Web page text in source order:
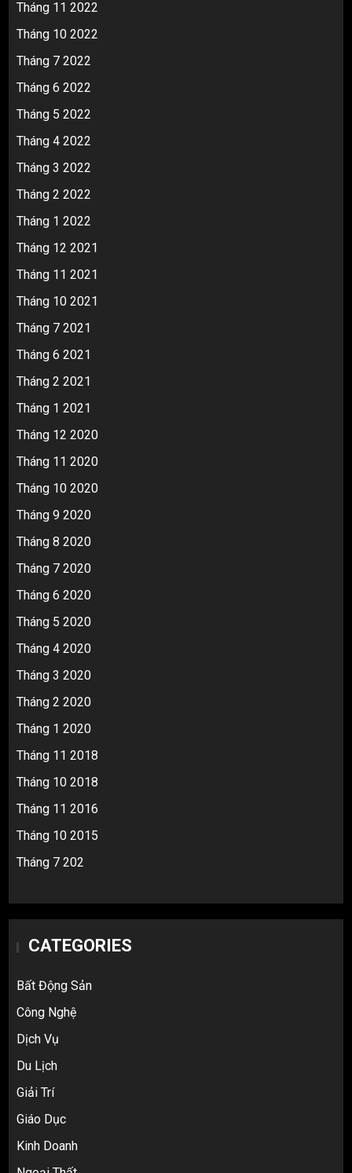
Tháng 11 2022
Tháng 10 2022
Tháng 7 2022
Tháng 6 2022
Tháng 5 2022
Tháng 4 2022
Tháng 3 2022
Tháng 2 2022
Tháng 1 2022
Tháng 12 2021
Tháng 11 2021
Tháng 10 2021
Tháng 7 2021
Tháng 6 2021
Tháng 2 2021
Tháng 1 2021
Tháng 12 2020
Tháng 11 2020
Tháng 10 2020
Tháng 9 2020
Tháng 8 2020
Tháng 7 2020
Tháng 6 2020
Tháng 5 2020
Tháng 4 2020
Tháng 3 2020
Tháng 2 2020
Tháng 1 2020
Tháng 11 2018
Tháng 10 2018
Tháng 11 2016
Tháng 10 2015
Tháng 7 202
CATEGORIES
Bất Động Sản
Công Nghệ
Dịch Vụ
Du Lịch
Giải Trí
Giáo Dục
Kinh Doanh